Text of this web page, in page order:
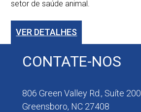
setor de saúde animal.
VER DETALHES
CONTATE-NOS
806 Green Valley Rd., Suíte 200
Greensboro, NC 27408